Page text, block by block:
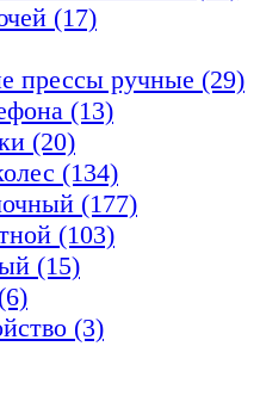
(17)
прессы ручные (29)
(13)
(20)
(134)
(177)
(103)
(15)
(3)